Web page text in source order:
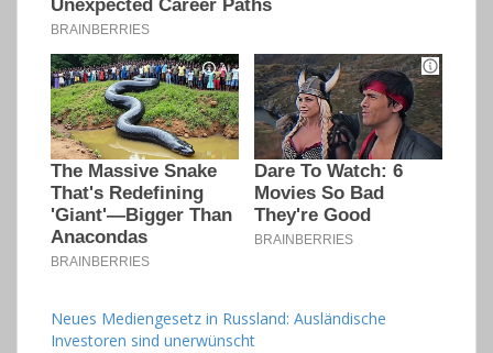
Neues Mediengesetz in Russland: Ausländische
Investoren sind unerwünscht